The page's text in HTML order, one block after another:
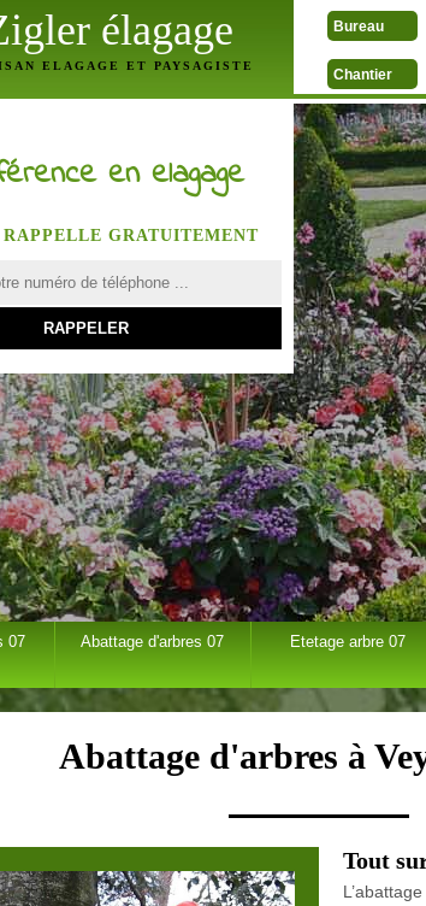
élagage
ELAGAGE ET PAYSAGISTE
Bureau
Chantier
en elagage
RAPPELLE GRATUITEMENT
07 Abattage d'arbres 07 Etetage arbre 07
Abattage d'arbres à
Tout